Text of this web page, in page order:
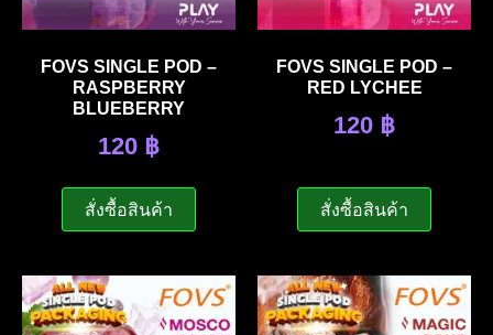
FOVS SINGLE POD –
RASPBERRY
BLUEBERRY
120 ฿
สั่งซื้อสินค้า
FOVS SINGLE POD –
RED LYCHEE
120 ฿
สั่งซื้อสินค้า